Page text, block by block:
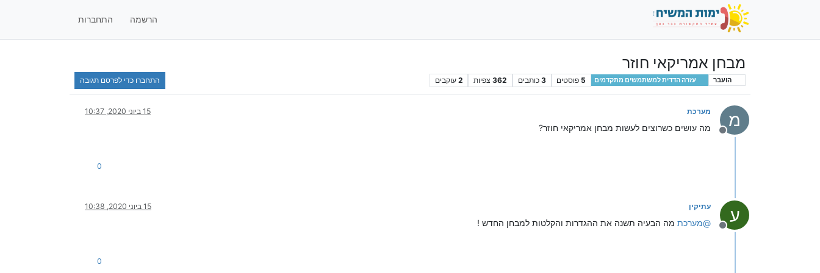
הרשמה התחברות
מבחן אמריקאי חוזר
הועבר עזרה הדדית למשתמשים מתקדמים 5 פוסטים 3 כותבים 362 צפיות 2 עוקבים התחברו כדי לפרסם תגובה
מ
מנותק
מערכת 15 ביוני 2020, 10:37
מה עושים כשרוצים לעשות מבחן אמריקאי חוזר?
0
ע
מנותק
עתיקין 15 ביוני 2020, 10:38
@מערכת מה הבעיה תשנה את ההגדרות והקלטות למבחן החדש !
0